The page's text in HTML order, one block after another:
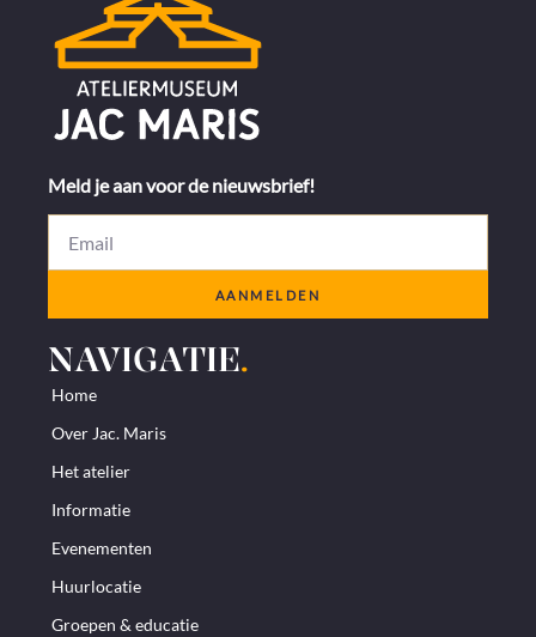
Meld je aan voor de nieuwsbrief!
AANMELDEN
NAVIGATIE.
Home
Over Jac. Maris
Het atelier
Informatie
Evenementen
Huurlocatie
Groepen & educatie